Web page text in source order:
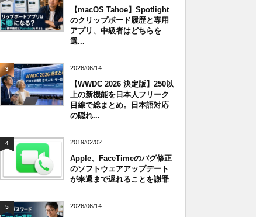
【macOS Tahoe】Spotlight
のクリップボード履歴と専用
アプリ、中級者はどちらを
選...
3 2026/06/14
【WWDC 2026 決定版】250以
上の新機能を日本人フリーク
目線で総まとめ。日本語対応
の隠れ...
4 2019/02/02
Apple、FaceTimeのバグ修正
のソフトウェアアップデート
が来週まで遅れることを謝罪
5 2026/06/14